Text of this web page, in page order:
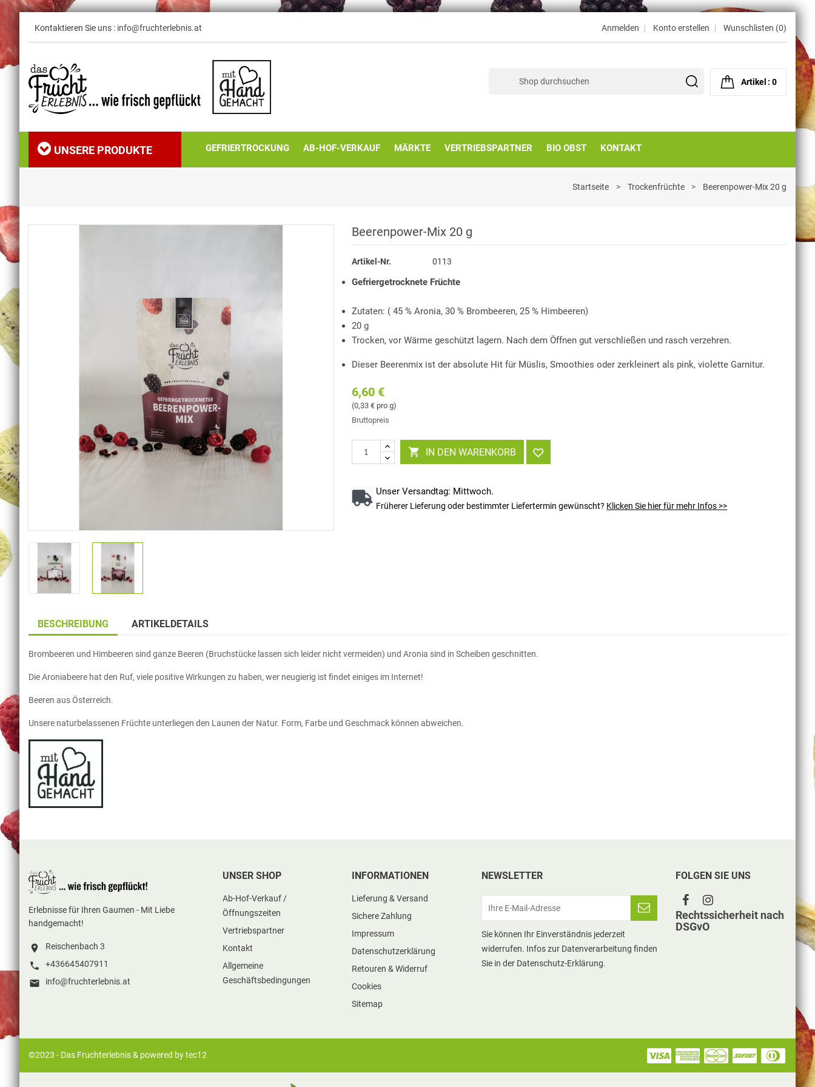
Kontaktieren Sie uns : info@fruchterlebnis.at Anmelden Konto erstellen Wunschlisten (0)
Artikel 0
UNSERE PRODUKTE GEFRIERTROCKUNG AB-HOF-VERKAUF MÄRKTE VERTRIEBSPARTNER BIO OBST KONTAKT
Startseite Trockenfrüchte Beerenpower-Mix 20 g
Beerenpower-Mix 20 g
Artikel-Nr. 0113
Gefriergetrocknete Früchte
Zutaten: ( 45 % Aronia, 30 % Brombeeren, 25 % Himbeeren)
20 g
Trocken, vor Wärme geschützt lagern. Nach dem Öffnen gut verschließen und rasch verzehren.
Dieser Beerenmix ist der absolute Hit für Müslis, Smoothies oder zerkleinert als pink, violette Garnitur.
6,60 €
(0,33 € pro g)
Bruttopreis
 IN DEN WARENKORB
Unser Versandtag: Mittwoch.
Früherer Lieferung oder bestimmter Liefertermin gewünscht? Klicken Sie hier für mehr Infos >>
BESCHREIBUNG ARTIKELDETAILS
Brombeeren und Himbeeren sind ganze Beeren (Bruchstücke lassen sich leider nicht vermeiden) und Aronia sind in Scheiben geschnitten.
Die Aroniabeere hat den Ruf, viele positive Wirkungen zu haben, wer neugierig ist findet einiges im Internet!
Beeren aus Österreich.
Unsere naturbelassenen Früchte unterliegen den Launen der Natur. Form, Farbe und Geschmack können abweichen.
Erlebnisse für Ihren Gaumen - Mit Liebe
handgemacht!
 Reischenbach 3
 +436645407911
 info@fruchterlebnis.at
UNSER SHOP
Ab-Hof-Verkauf /
Öffnungszeiten
Vertriebspartner
Kontakt
Allgemeine
Geschäftsbedingungen
INFORMATIONEN
Lieferung & Versand
Sichere Zahlung
Impressum
Datenschutzerklärung
Retouren & Widerruf
Cookies
Sitemap
NEWSLETTER
Sie können Ihr Einverständnis jederzeit
widerrufen. Infos zur Datenverarbeitung finden
Sie in der Datenschutz-Erklärung.
FOLGEN SIE UNS
Rechtssicherheit nach
DSGvO
©2023 - Das Fruchterlebnis & powered by tec12